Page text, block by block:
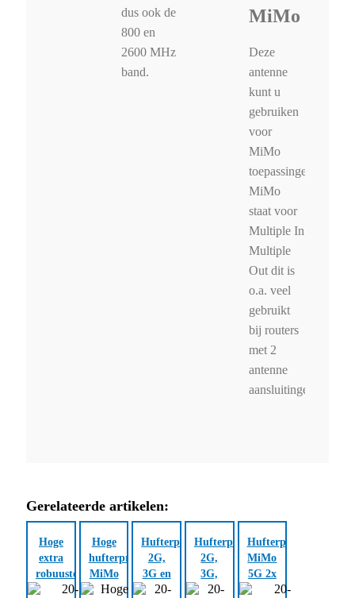
dus ook de
800 en
2600 MHz
band.
MiMo
Deze
antenne
kunt u
gebruiken
voor
MiMo
toepassingen,
MiMo
staat voor
Multiple In
Multiple
Out dit is
o.a. veel
gebruikt
bij routers
met 2
antenne
aansluitingen.
Gerelateerde artikelen:
Hoge
extra
robuuste
hufterproof
Hoge
hufterproof
MiMo
2G,
Hufterproof
2G,
3G en
4G 1x
Hufterproof
2G,
3G,
4G en
Hufterproof
MiMo
5G 2x